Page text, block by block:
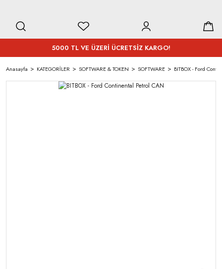
5000 TL VE ÜZERİ ÜCRETSİZ KARGO!
Anasayfa KATEGORİLER SOFTWARE & TOKEN SOFTWARE BITBOX - Ford